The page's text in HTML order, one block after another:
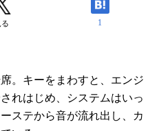
る 1
。キーをまわすと、エンジ
れはじめ、システムはいっ
ステから音が流れ出し、カ